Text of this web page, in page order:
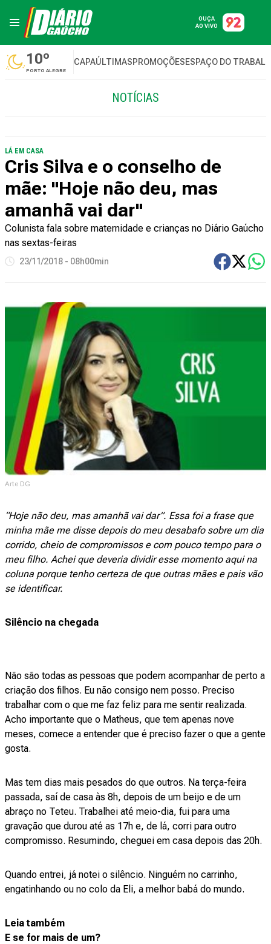
OUÇA
AO VIVO
10º
PORTO ALEGRE
CAPAÚLTIMASPROMOÇÕESESPAÇO DO
NOTÍCIAS
LÁ EM CASA
Cris Silva e o conselho de
mãe: "Hoje não deu, mas
amanhã vai dar"
Colunista fala sobre maternidade e crianças no Diário Gaúcho
nas sextas-feiras
23/11/2018 - 08h00min
Arte DG
“Hoje não deu, mas amanhã vai dar”. Essa foi a frase que
minha mãe me disse depois do meu desabafo sobre um dia
corrido, cheio de compromissos e com pouco tempo para o
meu filho. Achei que deveria dividir esse momento aqui na
coluna porque tenho certeza de que outras mães e pais vão
se identificar.
Silêncio na chegada
Não são todas as pessoas que podem acompanhar de perto a
criação dos filhos. Eu não consigo nem posso. Preciso
trabalhar com o que me faz feliz para me sentir realizada.
Acho importante que o Matheus, que tem apenas nove
meses, comece a entender que é preciso fazer o que a gente
gosta.
Mas tem dias mais pesados do que outros. Na terça-feira
passada, saí de casa às 8h, depois de um beijo e de um
abraço no Teteu. Trabalhei até meio-dia, fui para uma
gravação que durou até as 17h e, de lá, corri para outro
compromisso. Resumindo, cheguei em casa depois das 20h.
Quando entrei, já notei o silêncio. Ninguém no carrinho,
engatinhando ou no colo da Eli, a melhor babá do mundo.
Leia também
E se for mais de um?